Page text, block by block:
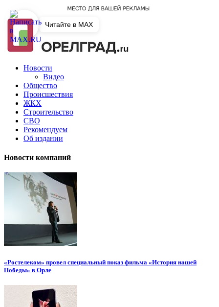
Новости
Видео
Общество
Происшествия
ЖКХ
Строительство
СВО
Рекомендуем
Об издании
Новости компаний
«Ростелеком» провел специальный показ фильма «История нашей
Победы» в Орле
Читайте в MAX